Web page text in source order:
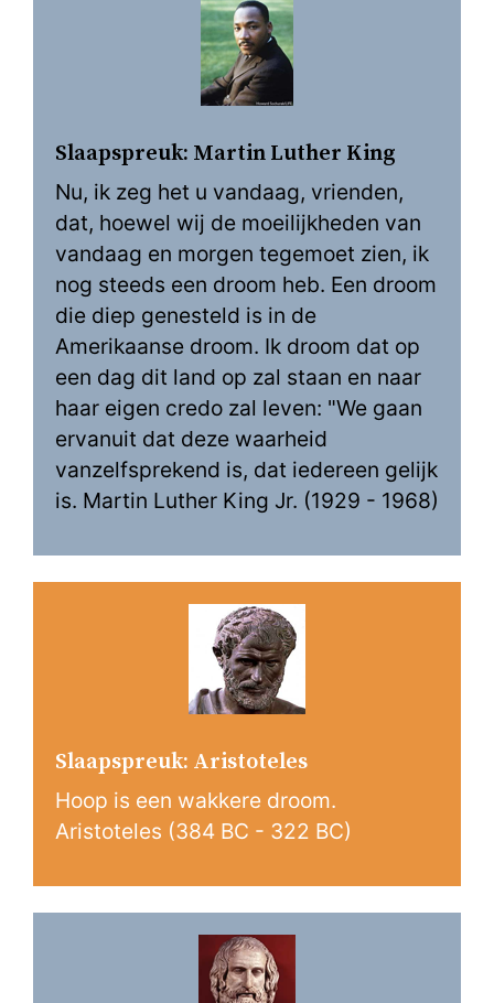
Slaapspreuk: Martin Luther King
Nu, ik zeg het u vandaag, vrienden,
dat, hoewel wij de moeilijkheden van
vandaag en morgen tegemoet zien, ik
nog steeds een droom heb. Een droom
die diep genesteld is in de
Amerikaanse droom. Ik droom dat op
een dag dit land op zal staan en naar
haar eigen credo zal leven: "We gaan
ervanuit dat deze waarheid
vanzelfsprekend is, dat iedereen gelijk
is. Martin Luther King Jr. (1929 - 1968)
Slaapspreuk: Aristoteles
Hoop is een wakkere droom.
Aristoteles (384 BC - 322 BC)